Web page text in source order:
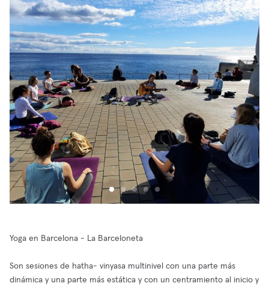
Yoga en Barcelona - La Barceloneta
Son sesiones de hatha- vinyasa multinivel con una parte más
dinámica y una parte más estática y con un centramiento al inicio y